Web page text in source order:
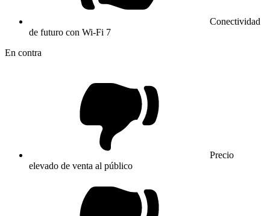
Conectividad
de futuro con Wi-Fi 7
En contra
Precio
elevado de venta al público